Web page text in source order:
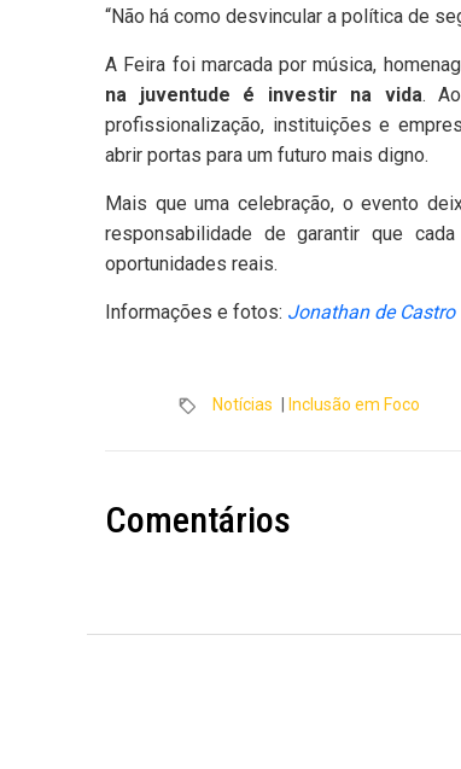
“Não há como desvincular a política de
A Feira foi marcada por música,
na juventude é investir na vida.
profissionalização, instituições e
abrir portas para um futuro mais digno.
Mais que uma celebração, o evento
responsabilidade de garantir que
oportunidades reais.
Informações e fotos: Jonathan de Castro
Notícias Inclusão em Foco
Comentários